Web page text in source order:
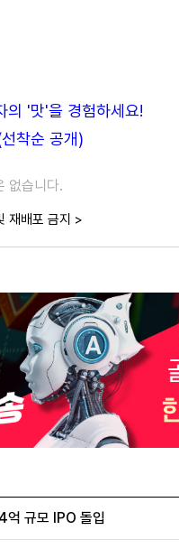
의 '맛'을 경험하세요!
착순 공개)
없습니다.
재배포 금지 >
규모 IPO 돌입